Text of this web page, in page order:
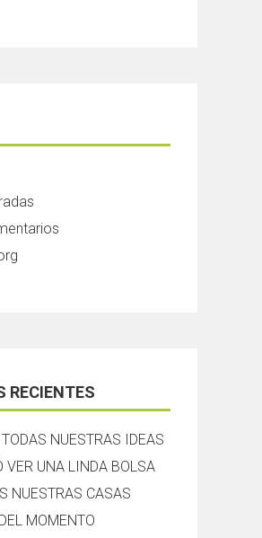
RECIENTES
NUESTRAS IDEAS
VER UNA LINDA BOLSA
NUESTRAS CASAS
MOMENTO